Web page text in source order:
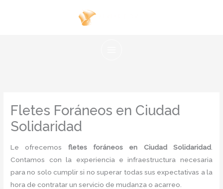
Fletes Foráneos en Ciudad
Solidaridad
Le ofrecemos fletes foráneos en Ciudad Solidaridad.
Contamos con la experiencia e infraestructura necesaria
para no solo cumplir si no superar todas sus expectativas a la
hora de contratar un servicio de mudanza o acarreo.